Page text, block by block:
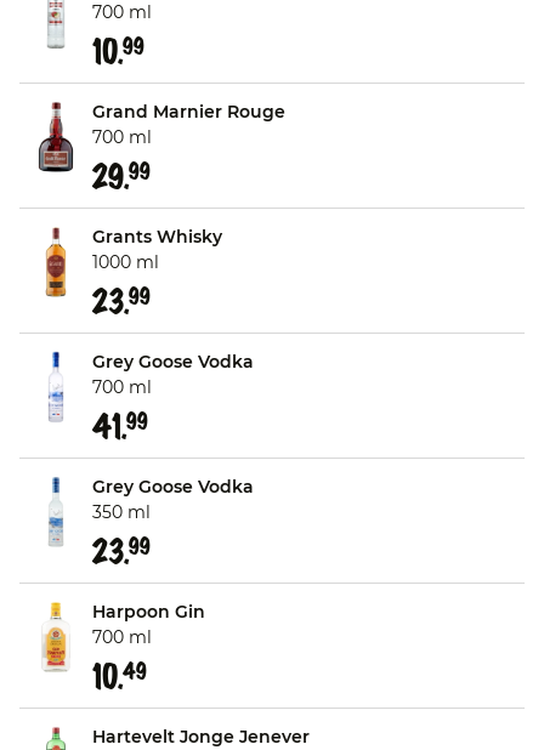
700 ml
10.99
Grand Marnier Rouge
700 ml
29.99
Grants Whisky
1000 ml
23.99
Grey Goose Vodka
700 ml
41.99
Grey Goose Vodka
350 ml
23.99
Harpoon Gin
700 ml
10.49
Hartevelt Jonge Jenever